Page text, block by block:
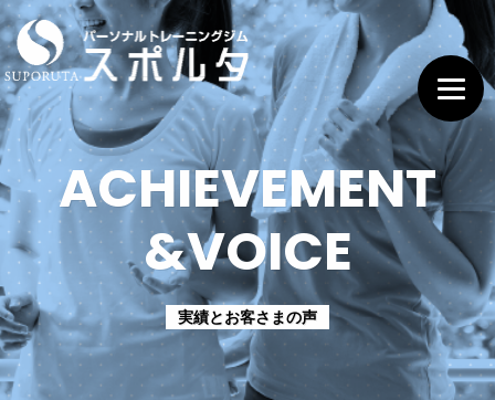
ACHIEVEMENT
&VOICE
実績とお客さまの声